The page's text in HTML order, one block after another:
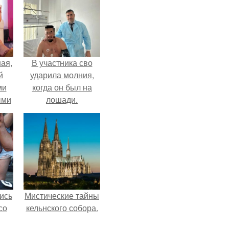
В участника сво
ударила молния,
когда он был на
лошади.
Мистические тайны
кельнского собора.